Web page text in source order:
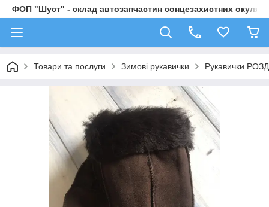
ФОП "Шуст" - склад автозапчастин сонцезахистних
Товари та послуги Зимові рукавички Рукавички